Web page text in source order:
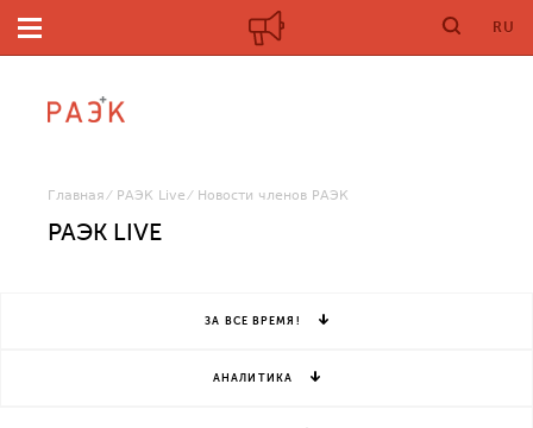
RU
Главная РАЭК Live Новости членов РАЭК
РАЭК LIVE
ЗА ВСЕ ВРЕМЯ!
АНАЛИТИКА